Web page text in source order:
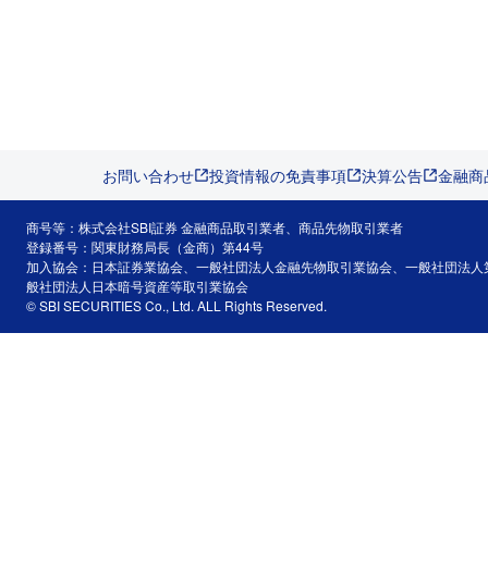
お問い合わせ 投資情報の免責事項 決算公告 金融
商号等：株式会社SBI証券 金融商品取引業者、商品先物取引業者
登録番号：関東財務局長（金商）第44号
加入協会：日本証券業協会、一般社団法人金融先物取引業協会、一般社団法
般社団法人日本暗号資産等取引業協会
© SBI SECURITIES Co., Ltd. ALL Rights Reserved.